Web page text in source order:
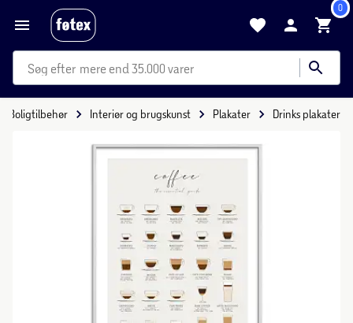
0
mere end 35.000 varer
Boligtilbehør Interiør og brugskunst Plakater Drinks plakater